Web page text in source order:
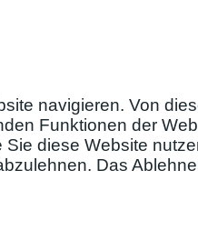
navigieren. Von
Funktionen der
diese Website
Das